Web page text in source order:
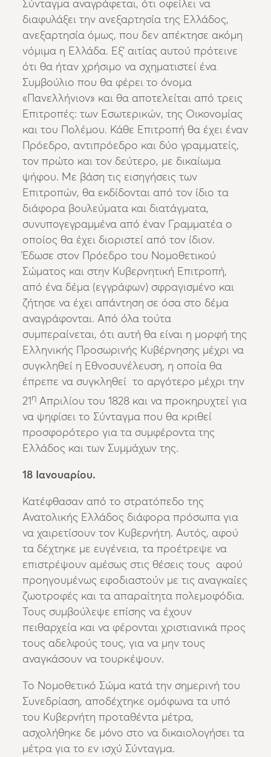
Σύνταγμα αναγράφεται, ότι οφείλει να
διαφυλάξει την ανεξαρτησία της Ελλάδος,
ανεξαρτησία όμως, που δεν απέκτησε ακόμη
νόμιμα η Ελλάδα. Εξ’ αιτίας αυτού πρότεινε
ότι θα ήταν χρήσιμο να σχηματιστεί ένα
Συμβούλιο που θα φέρει το όνομα
«Πανελλήνιον» και θα αποτελείται από τρεις
Επιτροπές: των Εσωτερικών, της Οικονομίας
και του Πολέμου. Κάθε Επιτροπή θα έχει έναν
Πρόεδρο, αντιπρόεδρο και δύο γραμματείς,
τον πρώτο και τον δεύτερο, με δικαίωμα
ψήφου. Με βάση τις εισηγήσεις των
Επιτροπών, θα εκδίδονται από τον ίδιο τα
διάφορα βουλεύματα και διατάγματα,
συνυπογεγραμμένα από έναν Γραμματέα ο
οποίος θα έχει διοριστεί από τον ίδιον.
Έδωσε στον Πρόεδρο του Νομοθετικού
Σώματος και στην Κυβερνητική Επιτροπή,
από ένα δέμα (εγγράφων) σφραγισμένο και
ζήτησε να έχει απάντηση σε όσα στο δέμα
αναγράφονται. Από όλα τούτα
συμπεραίνεται, ότι αυτή θα είναι η μορφή της
Ελληνικής Προσωρινής Κυβέρνησης μέχρι να
συγκληθεί η Εθνοσυνέλευση, η οποία θα
έπρεπε να συγκληθεί το αργότερο μέχρι την
21 η Απριλίου του 1828 και να προκηρυχτεί για
να ψηφίσει το Σύνταγμα που θα κριθεί
προσφορότερο για τα συμφέροντα της
Ελλάδος και των Συμμάχων της.
18 Ιανουαρίου.
Κατέφθασαν από το στρατόπεδο της
Ανατολικής Ελλάδος διάφορα πρόσωπα για
να χαιρετίσουν τον Κυβερνήτη. Αυτός, αφού
τα δέχτηκε με ευγένεια, τα προέτρεψε να
επιστρέψουν αμέσως στις θέσεις τους αφού
προηγουμένως εφοδιαστούν με τις αναγκαίες
ζωοτροφές και τα απαραίτητα πολεμοφόδια.
Τους συμβούλεψε επίσης να έχουν
πειθαρχεία και να φέρονται χριστιανικά προς
τους αδελφούς τους, για να μην τους
αναγκάσουν να τουρκέψουν.
Το Νομοθετικό Σώμα κατά την σημερινή του
Συνεδρίαση, αποδέχτηκε ομόφωνα τα υπό
του Κυβερνήτη προταθέντα μέτρα,
ασχολήθηκε δε μόνο στο να δικαιολογήσει τα
μέτρα για το εν ισχύ Σύνταγμα.